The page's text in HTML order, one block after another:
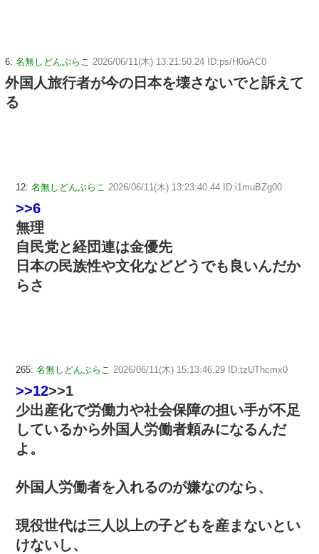
6: 名無しどんぶらこ 2026/06/11(木) 13:21:50.24 ID:ps/H0oAC0
外国人旅行者が今の日本を壊さないでと訴えて
る
12: 名無しどんぶらこ 2026/06/11(木) 13:23:40.44 ID:i1muBZg00
>>6
無理
自民党と経団連は金優先
日本の民族性や文化などどうでも良いんだか
らさ
265: 名無しどんぶらこ 2026/06/11(木) 15:13:46.29 ID:tzUThcmx0
>>12>>1
少出産化で労働力や社会保障の担い手が不足
しているから外国人労働者頼みになるんだ
よ。
外国人労働者を入れるのが嫌なのなら、
現役世代は三人以上の子どもを産まないとい
けないし、